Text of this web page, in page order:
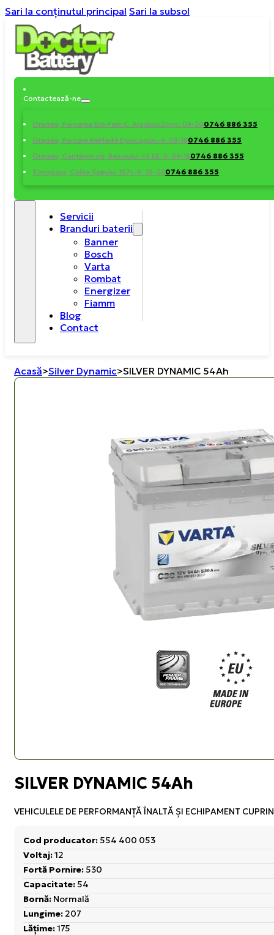
Sari la conținutul principal Sari la subsol
Contactează-ne
Oradea, Parcarea Era Park C. AraduluiZilnic: 09-200746 886 355
Oradea, Parcare ReMarkt EpiscopiaL-V: 09-180746 886 355
Oradea, Cantemir str. Beiusului 45 DL-V: 09-180746 886 355
Timișoara, Calea Șagului 157L-V: 10-200746 886 355
Servicii
Branduri baterii
Banner
Bosch
Varta
Rombat
Energizer
Fiamm
Blog
Contact
Acasă>Silver Dynamic>SILVER DYNAMIC 54Ah
SILVER DYNAMIC 54Ah
VEHICULELE DE PERFORMANŢĂ ÎNALTĂ ŞI ECHIPAMENT
Cod producator: 554 400 053
Voltaj:12
Fortă Pornire: 530
Capacitate: 54
Bornă: Normală
Lungime: 207
Lățime:175